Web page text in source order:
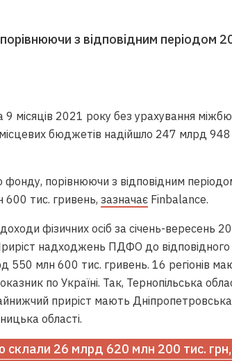
з відповідним періодом
9 місяців 2021 року без урахування
бюджетів надійшло 247 млрд
порівнюючи з відповідним
тис. гривень, зазначає Finbalance.
фізичних осіб за січень-вересень
надходжень ПДФО до відповідного
550 млн 600 тис. гривень. 16 регіонів
по Україні. Так, Тернопільська
приріст мають
області.
26 млрд 620 млн 200 тис. грн,